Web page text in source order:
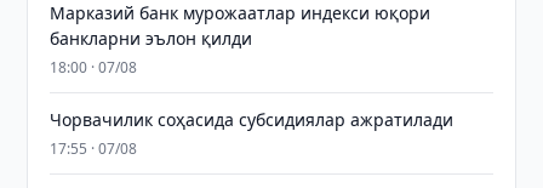
Марказий банк мурожаатлар индекси юқори
банкларни эълон қилди
18:00 · 07/08
Чорвачилик соҳасида субсидиялар ажратилади
17:55 · 07/08